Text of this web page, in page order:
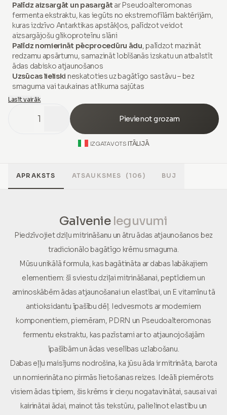
Palīdz aizsargāt un pasargāt ar Pseudoalteromonas
fermenta ekstraktu, kas iegūts no ekstremofīlām baktērijām,
kuras izdzīvo Antarktikas apstākļos, palīdzot veidot
aizsargājošu glikoproteīnu slāni
Palīdz nomierināt pēcprocedūru ādu, palīdzot mazināt
redzamu apsārtumu, samazināt lobīšanās izskatu un atbalstīt
ādas dabisko atjaunošanos
Uzsūcas lieliski neskatoties uz bagātīgo sastāvu – bez
smaguma vai taukainas atlikuma sajūtas
Lasīt vairāk
1 Pievienot grozam
IZGATAVOTSITĀLIJĀ
APRAKSTS ATSAUKSMES (106) BUJ
Galvenie Ieguvumi
Piedzīvojiet dziļu mitrināšanu un ātru ādas atjaunošanos bez
tradicionālo bagātīgo krēmu smaguma.
Mūsu unikālā formula, kas bagātināta ar dabas labākajiem
elementiem: šī sviestu dziļai mitrināšanai, peptīdiem un
aminoskābēm ādas atjaunošanai un elastībai, un E vitamīnu tā
antioksidantu īpašību dēļ. Iedvesmots ar moderniem
komponentiem, piemēram, PDRN un Pseudoalteromonas
fermentu ekstraktu, kas pazīstami ar to atjaunojošajām
īpašībām un ādas veselības uzlabošanu.
Dabas eļļu maisījums nodrošina, ka jūsu āda ir mitrināta, barota
un nomierināta no pirmās lietošanas reizes. Ideāli piemērots
visiem ādas tipiem, šis krēms ir cieņu nogatavinātai, sausai vai
kairinātai ādai, mainot tās tekstūru, palielinot elastību un